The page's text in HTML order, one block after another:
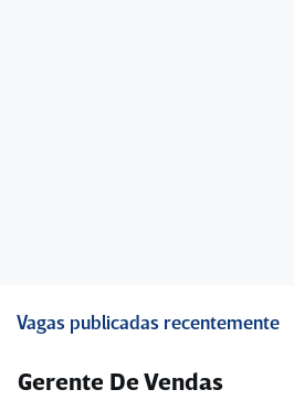
Vagas publicadas recentemente
Gerente De Vendas